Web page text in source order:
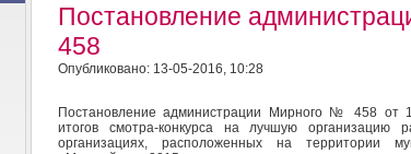
Постановление
458
Опубликовано: 13-05-2016, 10:28
Постановление администрации Мирного № 458 от
итогов смотра-конкурса на лучшую
организациях, расположенных на территории